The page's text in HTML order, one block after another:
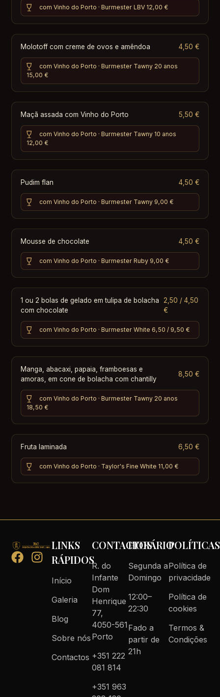
com Vinho do Porto · Burmester LBV 12,00 €
Molotoff com creme de ovos e amêndoa 4,50 €
com Vinho do Porto · Burmester Tawny 20 anos
15,00 €
Maçã assada com Vinho do Porto 5,50 €
com Vinho do Porto · Burmester Tawny 10 anos
12,00 €
Pudim flan 4,50 €
com Vinho do Porto · Burmester Tawny 9,00 €
Mousse de chocolate 4,50 €
com Vinho do Porto · Burmester Ruby 9,00 €
1 ou 2 bolas de gelado em tulipa de bolacha
com chocolate
2,50 / 4,50
€
com Vinho do Porto · Burmester White 6,50 / 9,50 €
Manga, abacaxi, papaia, framboesas e
amoras, em cone de bolacha com chantilly
8,50 €
com Vinho do Porto · Burmester Tawny 20 anos
18,50 €
Fruta laminada 6,50 €
com Vinho do Porto · Taylor's Fine White 11,00 €
LINKS
RÁPIDOS
Início
Galeria
Blog
Sobre nós
Contactos
CONTACTOS
R. do
Infante
Dom
Henrique
77,
4050-561
Porto
+351 222
081 814
+351 963
HORÁRIO
Segunda a
Domingo
12:00–
22:30
Fado a
partir de
21h
POLÍTICAS
Política de
privacidade
Política de
cookies
Termos &
Condições